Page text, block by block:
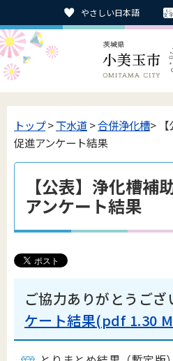
やさしい日本語
トップ>下水道>合併浄化槽> 【
促進アンケート結果
【公表】浄化槽補
アンケート結果
ご協力ありがとうご
ケート結果(pdf 1.30